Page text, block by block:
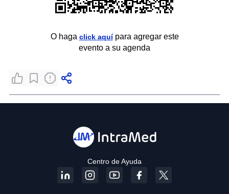
O haga click aquípara agregar este
evento a su agenda
Centro de Ayuda